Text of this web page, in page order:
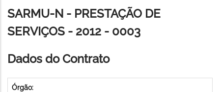
de
navegação
SARMU-N - PRESTAÇÃO DE
SERVIÇOS - 2012 - 0003
Dados do Contrato
Órgão: